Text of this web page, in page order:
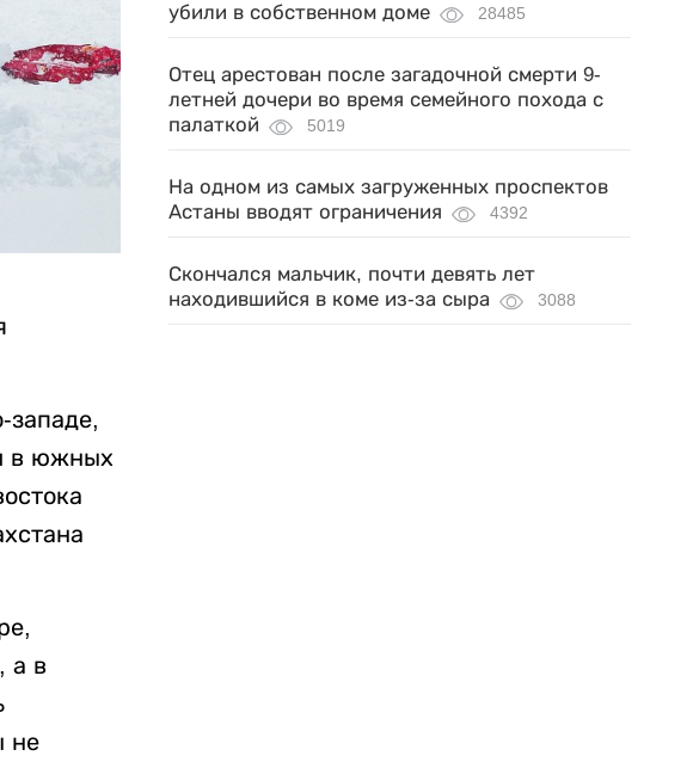
западе,
в южных
а в
не
убили в собственном доме
28485
Отец арестован после загадочной смерти 9-
летней дочери во время семейного похода с
палаткой
5019
На одном из самых загруженных проспектов
Астаны вводят ограничения
4392
Скончался мальчик, почти девять лет
находившийся в коме из-за сыра
3088